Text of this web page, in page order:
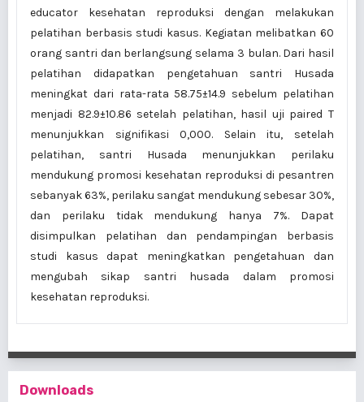
educator kesehatan reproduksi dengan melakukan
pelatihan berbasis studi kasus. Kegiatan melibatkan 60
orang santri dan berlangsung selama 3 bulan. Dari hasil
pelatihan didapatkan pengetahuan santri Husada
meningkat dari rata-rata 58.75±14.9 sebelum pelatihan
menjadi 82.9±10.86 setelah pelatihan, hasil uji paired T
menunjukkan signifikasi 0,000. Selain itu, setelah
pelatihan, santri Husada menunjukkan perilaku
mendukung promosi kesehatan reproduksi di pesantren
sebanyak 63%, perilaku sangat mendukung sebesar 30%,
dan perilaku tidak mendukung hanya 7%. Dapat
disimpulkan pelatihan dan pendampingan berbasis
studi kasus dapat meningkatkan pengetahuan dan
mengubah sikap santri husada dalam promosi
kesehatan reproduksi.
Downloads